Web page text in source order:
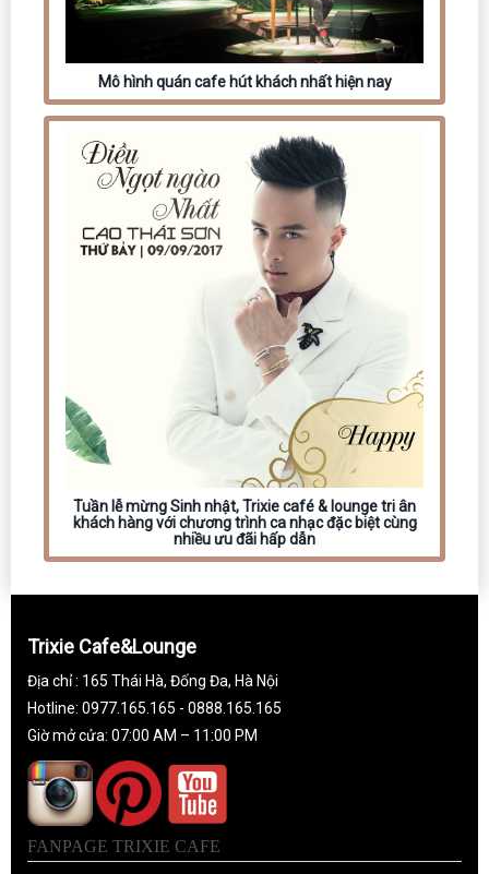
Mô hình quán cafe hút khách nhất hiện nay
Tuần lễ mừng Sinh nhật, Trixie café & lounge tri ân
khách hàng với chương trình ca nhạc đặc biệt cùng
nhiều ưu đãi hấp dẫn
Trixie Cafe&Lounge
Địa chỉ : 165 Thái Hà, Đống Đa, Hà Nội
Hotline: 0977.165.165 - 0888.165.165
Giờ mở cửa: 07:00 AM – 11:00 PM
FANPAGE TRIXIE CAFE